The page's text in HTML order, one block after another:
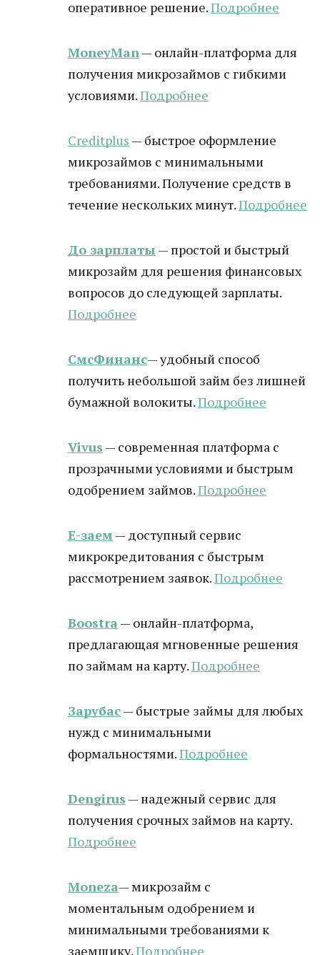
оперативное решение.Подробнее
MoneyMan— онлайн-платформа для
получения микрозаймов с гибкими
условиями.Подробнее
Creditplus — быстрое оформление
микрозаймов с минимальными
требованиями. Получение средств в
течение нескольких минут.Подробнее
До зарплаты — простой и быстрый
микрозайм для решения финансовых
вопросов до следующей зарплаты.
Подробнее
СмсФинанс— удобный способ
получить небольшой займ без лишней
бумажной волокиты.Подробнее
Vivus — современная платформа с
прозрачными условиями и быстрым
одобрением займов.Подробнее
Е-заем — доступный сервис
микрокредитования с быстрым
рассмотрением заявок.Подробнее
Boostra — онлайн-платформа,
предлагающая мгновенные решения
по займам на карту.Подробнее
Зарубас— быстрые займы для любых
нужд с минимальными
формальностями.Подробнее
Dengirus — надежный сервис для
получения срочных займов на карту.
Подробнее
Moneza— микрозайм с
моментальным одобрением и
минимальными требованиями к
заемщику.Подробнее